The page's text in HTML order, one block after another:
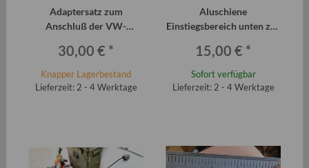
Adaptersatz zum
Anschluß der VW-
Trabitronic MBZA Typ "R"
30,00 € *
Knapper Lagerbestand
Lieferzeit: 2 - 4 Werktage
Aluschiene
Einstiegsbereich unten zur
Türdichtgummi Trabant
(Stück)
15,00 € *
Sofort verfügbar
Lieferzeit: 2 - 4 Werktage